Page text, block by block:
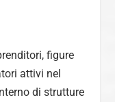
figure
attivi nel
di strutture